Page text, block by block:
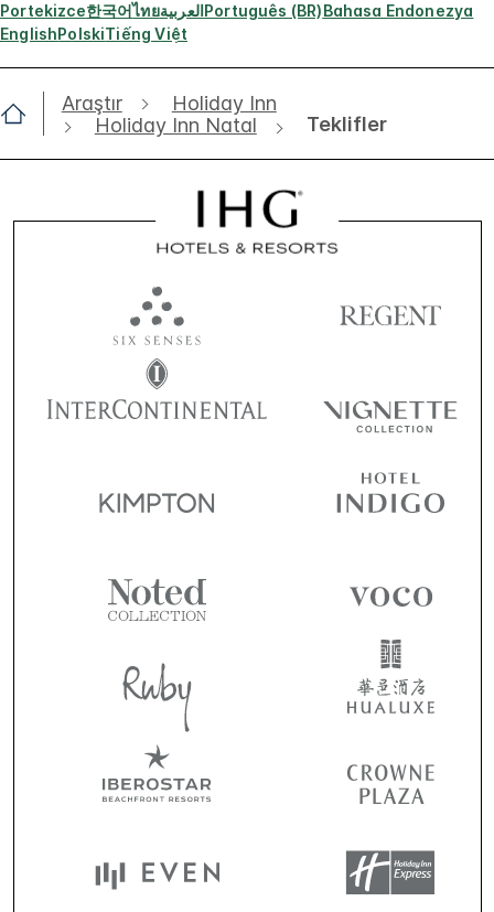
Portekizce한국어ไทยالعربيةPortuguês (BR)Bahasa Endonezya
EnglishPolskiTiếng Việt
Araştır
Holiday Inn
Holiday Inn Natal
Teklifler